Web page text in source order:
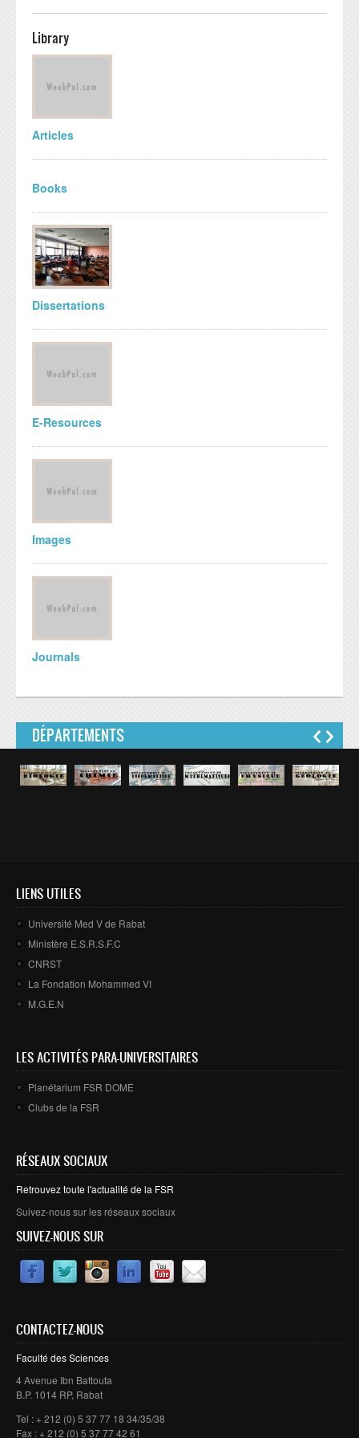
Library
Articles
Books
Dissertations
E-Resources
Images
Journals
DÉPARTEMENTS
LIENS UTILES
Université Med V de Rabat
Ministère E.S.R.S.F.C
CNRST
La Fondation Mohammed VI
M.G.E.N
LES ACTIVITÉS PARA-UNIVERSITAIRES
Planétarium FSR DOME
Clubs de la FSR
RÉSEAUX SOCIAUX
Retrouvez toute l'actualité de la FSR
Suivez-nous sur les réseaux sociaux
SUIVEZ-NOUS SUR
CONTACTEZ-NOUS
Faculté des Sciences
4 Avenue Ibn Battouta
B.P. 1014 RP, Rabat
Tel : + 212 (0) 5 37 77 18 34/35/38
Fax : + 212 (0) 5 37 77 42 61